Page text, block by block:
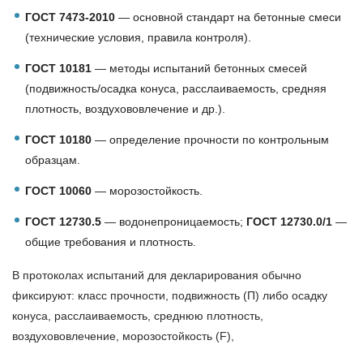
ГОСТ 7473-2010 — основной стандарт на бетонные смеси
(технические условия, правила контроля).
ГОСТ 10181 — методы испытаний бетонных смесей
(подвижность/осадка конуса, расслаиваемость, средняя
плотность, воздухововлечение и др.).
ГОСТ 10180 — определение прочности по контрольным
образцам.
ГОСТ 10060 — морозостойкость.
ГОСТ 12730.5 — водонепроницаемость; ГОСТ 12730.0/1 —
общие требования и плотность.
В протоколах испытаний для декларирования обычно
фиксируют: класс прочности, подвижность (П) либо осадку
конуса, расслаиваемость, среднюю плотность,
воздухововлечение, морозостойкость (F),